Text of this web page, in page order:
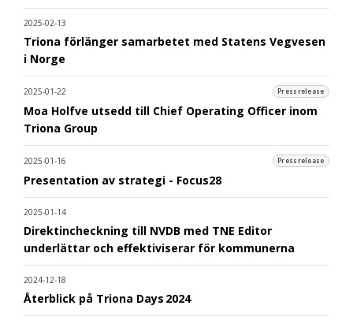
2025-02-13
Triona förlänger samarbetet med Statens Vegvesen
i Norge
2025-01-22 Pressrelease
Moa Holfve utsedd till Chief Operating Officer inom
Triona Group
2025-01-16 Pressrelease
Presentation av strategi - Focus28
2025-01-14
Direktincheckning till NVDB med TNE Editor
underlättar och effektiviserar för kommunerna
2024-12-18
Återblick på Triona Days 2024